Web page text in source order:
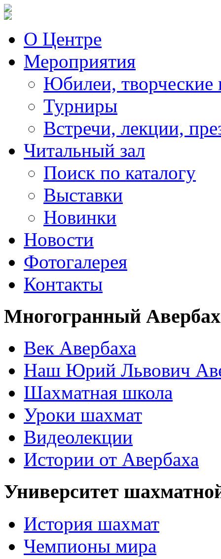
О Центре
Мероприятия
Юбилеи, творческие
Турниры
Встречи, лекции,
Читальный зал
Поиск по каталогу
Выставки
Новинки
Новости
Фотогалерея
Контакты
Многогранный Авербах
Век Авербаха
Наш Юрий Львович
Шахматная школа
Уроки шахмат
Видеолекции
Истории от Авербаха
Университет
История шахмат
Чемпионы мира